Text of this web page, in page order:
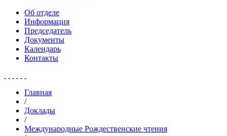
Об отделе
Информация
Председатель
Документы
Календарь
Контакты
Главная
/
Доклады
/
Международные Рождественские чтения